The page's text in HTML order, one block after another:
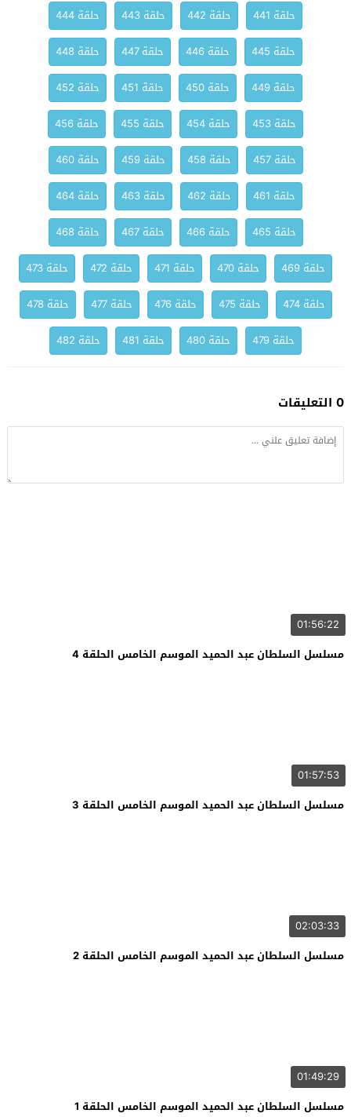
حلقة 441 حلقة 442 حلقة 443
حلقة 444
حلقة 445
حلقة 446 حلقة 447
حلقة 448
حلقة 449
حلقة 450 حلقة 451
حلقة 452
حلقة 453
حلقة 454 حلقة 455
حلقة 456
حلقة 457
حلقة 458 حلقة 459
حلقة 460
حلقة 461
حلقة 462 حلقة 463
حلقة 464
حلقة 465
حلقة 466 حلقة 467
حلقة 468
حلقة 469
حلقة 470 حلقة 471 حلقة 472
حلقة 473
حلقة 474
حلقة 475 حلقة 476 حلقة 477
حلقة 478
حلقة 479
حلقة 480 حلقة 481 حلقة 482
0 التعليقات
01:56:22
مسلسل السلطان عبد الحميد الموسم الخامس الحلقة 4
01:57:53
مسلسل السلطان عبد الحميد الموسم الخامس الحلقة 3
02:03:33
مسلسل السلطان عبد الحميد الموسم الخامس الحلقة 2
01:49:29
مسلسل السلطان عبد الحميد الموسم الخامس الحلقة 1